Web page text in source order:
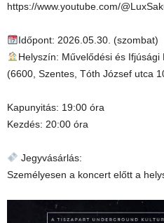
https://www.youtube.com/
Időpont: 2026.05.30. (szombat)
Helyszín: Művelődési és Ifjúsági
(6600, Szentes, Tóth József utca
Kapunyitás: 19:00 óra
Kezdés: 20:00 óra
Jegyvásárlás:
Személyesen a koncert előtt a